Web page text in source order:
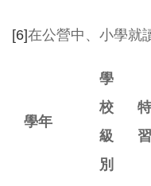
[6]在公營中、小學就
學年
學
校
級
別